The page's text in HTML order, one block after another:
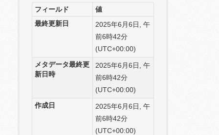
フィールド
値
最終更新日
2025年6月6日, 午
前6時42分
(UTC+00:00)
メタデータ最終更
新日時
2025年6月6日, 午
前6時42分
(UTC+00:00)
作成日
2025年6月6日, 午
前6時42分
(UTC+00:00)